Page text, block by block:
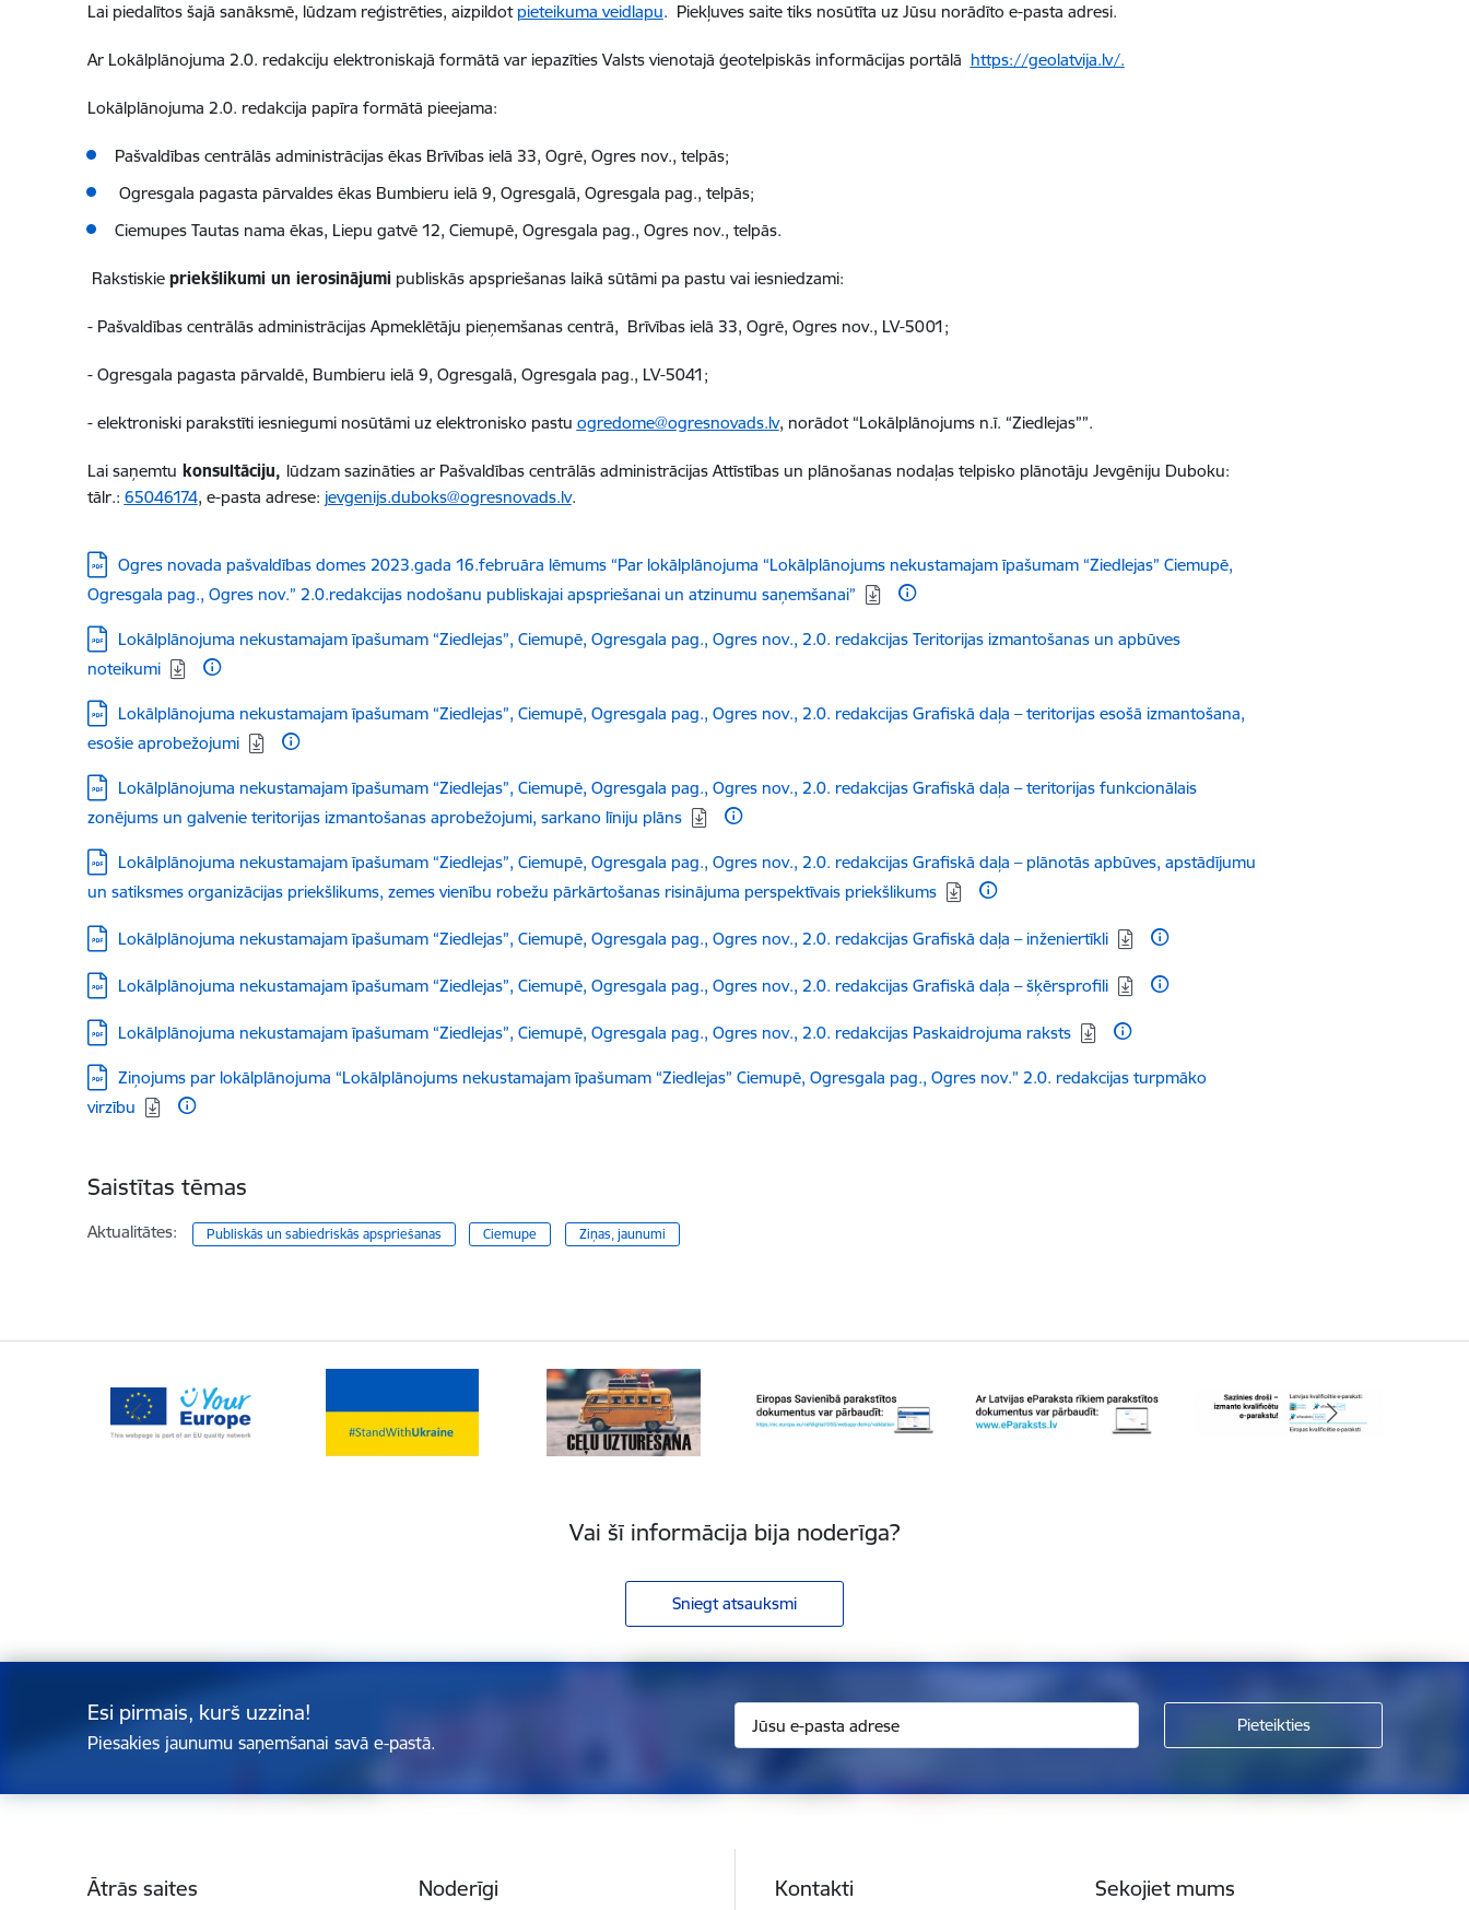
Lai piedalītos šajā sanāksmē, lūdzam reģistrēties, aizpildot pieteikuma veidlapu. Piekļuves saite tiks nosūtīta uz Jūsu norādīto e-pasta adresi.
Ar Lokālplānojuma 2.0. redakciju elektroniskajā formātā var iepazīties Valsts vienotajā ģeotelpiskās informācijas portālā https://geolatvija.lv/.
Lokālplānojuma 2.0. redakcija papīra formātā pieejama:
Pašvaldības centrālās administrācijas ēkas Brīvības ielā 33, Ogrē, Ogres nov., telpās;
Ogresgala pagasta pārvaldes ēkas Bumbieru ielā 9, Ogresgalā, Ogresgala pag., telpās;
Ciemupes Tautas nama ēkas, Liepu gatvē 12, Ciemupē, Ogresgala pag., Ogres nov., telpās.
Rakstiskie priekšlikumi un ierosinājumipubliskās apspriešanas laikā sūtāmi pa pastu vai iesniedzami:
- Pašvaldības centrālās administrācijas Apmeklētāju pieņemšanas centrā, Brīvības ielā 33, Ogrē, Ogres nov., LV-5001;
- Ogresgala pagasta pārvaldē, Bumbieru ielā 9, Ogresgalā, Ogresgala pag., LV-5041;
- elektroniski parakstīti iesniegumi nosūtāmi uz elektronisko pastu ogredome@ogresnovads.lv, norādot “Lokālplānojums n.ī. “Ziedlejas””.
Lai saņemtu konsultāciju, lūdzam sazināties ar Pašvaldības centrālās administrācijas Attīstības un plānošanas nodaļas telpisko plānotāju Jevgēniju Duboku:
tālr.: 65046174, e-pasta adrese: jevgenijs.duboks@ogresnovads.lv.
Lejupielādēt:
Ogres novada pašvaldības domes 2023.gada 16.februāra lēmums “Par lokālplānojuma “Lokālplānojums nekustamajam īpašumam “Ziedlejas” Ciemupē,
Ogresgala pag., Ogres nov.” 2.0.redakcijas nodošanu publiskajai apspriešanai un atzinumu saņemšanai”
Lejupielādēt:
Lokālplānojuma nekustamajam īpašumam “Ziedlejas”, Ciemupē, Ogresgala pag., Ogres nov., 2.0. redakcijas Teritorijas izmantošanas un apbūves
noteikumi
Lejupielādēt:
Lokālplānojuma nekustamajam īpašumam “Ziedlejas”, Ciemupē, Ogresgala pag., Ogres nov., 2.0. redakcijas Grafiskā daļa – teritorijas esošā izmantošana,
esošie aprobežojumi
Lejupielādēt:
Lokālplānojuma nekustamajam īpašumam “Ziedlejas”, Ciemupē, Ogresgala pag., Ogres nov., 2.0. redakcijas Grafiskā daļa – teritorijas funkcionālais
zonējums un galvenie teritorijas izmantošanas aprobežojumi, sarkano līniju plāns
Lejupielādēt:
Lokālplānojuma nekustamajam īpašumam “Ziedlejas”, Ciemupē, Ogresgala pag., Ogres nov., 2.0. redakcijas Grafiskā daļa – plānotās apbūves, apstādījumu
un satiksmes organizācijas priekšlikums, zemes vienību robežu pārkārtošanas risinājuma perspektīvais priekšlikums
Lejupielādēt:
Lokālplānojuma nekustamajam īpašumam “Ziedlejas”, Ciemupē, Ogresgala pag., Ogres nov., 2.0. redakcijas Grafiskā daļa – inženiertīkli
Lejupielādēt:
Lokālplānojuma nekustamajam īpašumam “Ziedlejas”, Ciemupē, Ogresgala pag., Ogres nov., 2.0. redakcijas Grafiskā daļa – šķērsprofili
Lejupielādēt:
Lokālplānojuma nekustamajam īpašumam “Ziedlejas”, Ciemupē, Ogresgala pag., Ogres nov., 2.0. redakcijas Paskaidrojuma raksts
Lejupielādēt:
Ziņojums par lokālplānojuma “Lokālplānojums nekustamajam īpašumam “Ziedlejas” Ciemupē, Ogresgala pag., Ogres nov.” 2.0. redakcijas turpmāko
virzību
Saistītas tēmas
Aktualitātes: Publiskās un sabiedriskās apspriešanas Ciemupe Ziņas, jaunumi
Vai šī informācija bija noderīga?
Sniegt atsauksmi
Esi pirmais, kurš uzzina!
Piesakies jaunumu saņemšanai savā e-pastā.
Ātrās saites Noderīgi Kontakti Sekojiet mums